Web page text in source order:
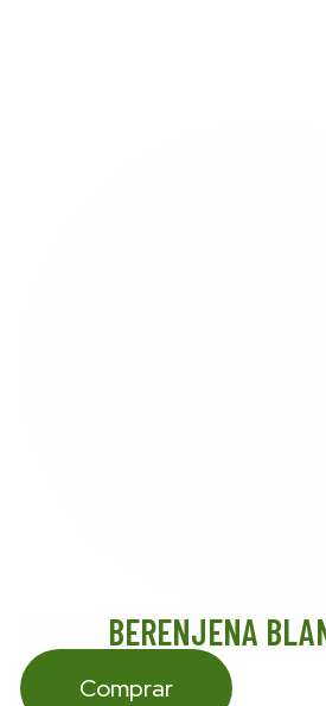
BERENJENA
Comprar